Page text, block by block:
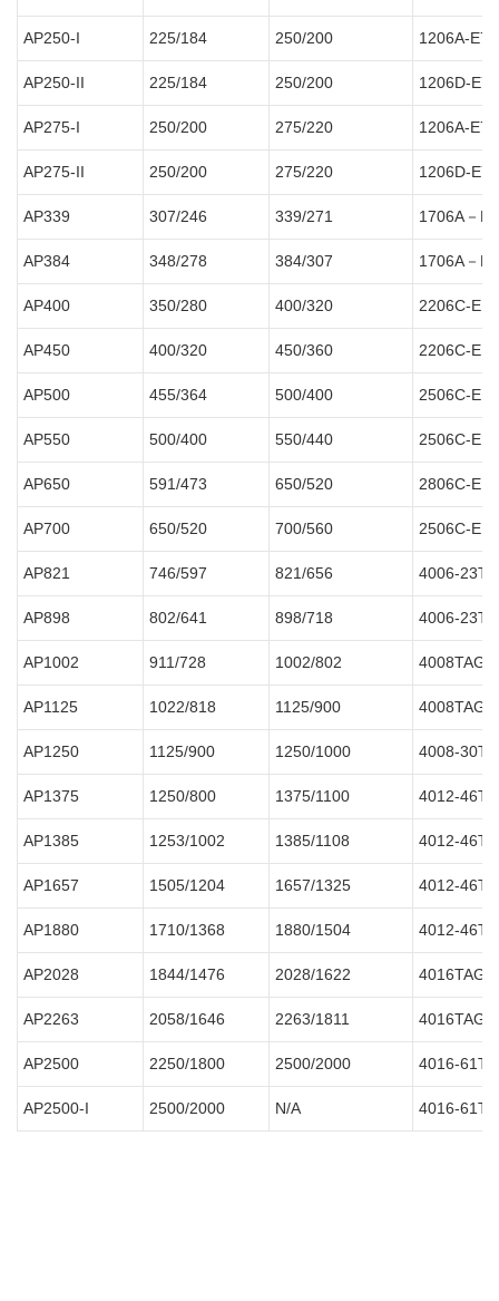
AP250-I 225/184 250/200 1206A-
AP250-II 225/184 250/200 1206D-
AP275-I 250/200 275/220 1206A-
AP275-II 250/200 275/220 1206D-
AP339 307/246 339/271 1706A－
AP384 348/278 384/307 1706A－
AP400 350/280 400/320 2206C-
AP450 400/320 450/360 2206C-
AP500 455/364 500/400 2506C-
AP550 500/400 550/440 2506C-
AP650 591/473 650/520 2806C-
AP700 650/520 700/560 2506C-
AP821 746/597 821/656 4006-
AP898 802/641 898/718 4006-
AP1002 911/728 1002/802
AP1125 1022/818 1125/900
AP1250 1125/900 1250/1000 4008-
AP1375 1250/800 1375/1100 4012-
AP1385 1253/1002 1385/1108 4012-
AP1657 1505/1204 1657/1325 4012-
AP1880 1710/1368 1880/1504 4012-
AP2028 1844/1476 2028/1622
AP2263 2058/1646 2263/1811
AP2500 2250/1800 2500/2000 4016-
AP2500-I 2500/2000 N/A 4016-